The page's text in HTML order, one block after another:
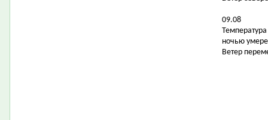
09.08
ночью
Ветер